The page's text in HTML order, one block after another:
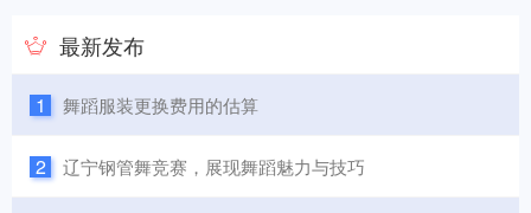
最新发布
1 舞蹈服装更换费用的估算
2 辽宁钢管舞竞赛，展现舞蹈魅力与技巧